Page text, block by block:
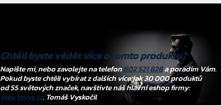
Chtěli byste vědět více o tomto produktu?
Napište mi, nebo zavolejte na telefon602 521 828a poradím Vám.
Pokud byste chtěli vybírat z dalších více jak 30 000 produktů
od 55 světových značek, navštivte náš hlavní eshop firmy:
www.tovys.cz. Tomáš Vyskočil